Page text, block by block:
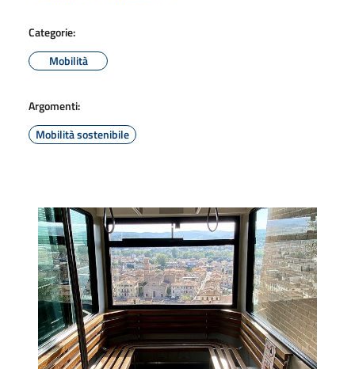
Categorie:
Mobilità
Argomenti:
Mobilità sostenibile